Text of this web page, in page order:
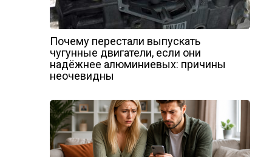
Почему перестали выпускать
чугунные двигатели, если они
надёжнее алюминиевых: причины
неочевидны